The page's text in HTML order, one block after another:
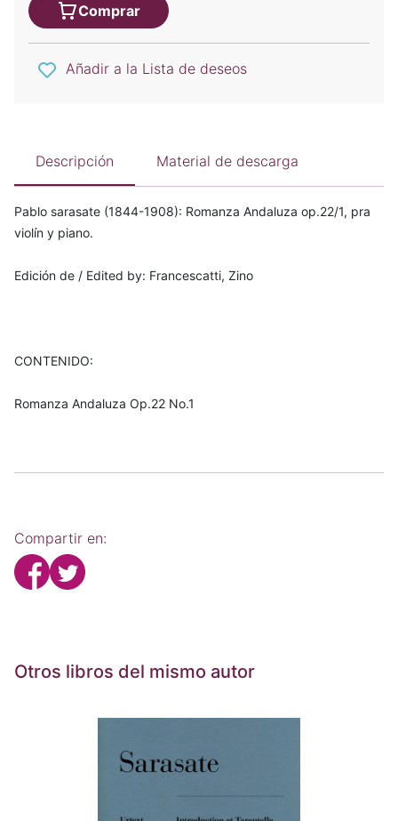
Comprar
Añadir a la Lista de deseos
Descripción Material de descarga
Pablo sarasate (1844-1908): Romanza Andaluza op.22/1, pra
violín y piano.
Edición de / Edited by: Francescatti, Zino
CONTENIDO:
Romanza Andaluza Op.22 No.1
Compartir en:
Otros libros del mismo autor